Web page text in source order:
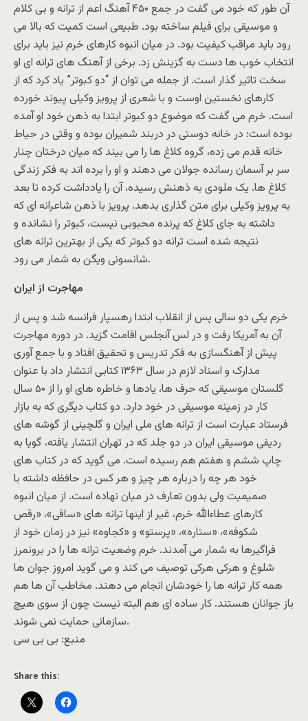
آن طور که خود می گفت در جمع ۴۵۰ آهنگ اعم از ترانه و بی کلام
و موسیقی برای فیلم ساخته بود. طبیعی است کمیت که بالا می
رود باید مراقب کیفیت بود. در میان انبوه کارهای خرم نیز باید برای
انتخاب خوب ها دست به گزینش زد. برخی از آهنگ های ترانه ای او
سخت تاثیر گذار است. از جمله می توان از “دو کبوتر” یاد کرد که از
کارهای نخستین اوست و با شعری از پرویز وکیلی پیوند خورده
است. خرم می گفت که موضوع دو کبوتر ابتدا به ذهن خود او آمده
بوده است: در خانه دوستی در دربند شمیران بوده و وقتی در حیاط
خانه قدم می زده، گروه کلاغ ها را می بیند که میان درختان چنار
سر بر آسمان رسانده جولان می دهند و او را برده اند به فکر زندگی
کلاغ ها. یک ملودی به ذهنش رسیده، آن را یادداشت کرده تا بعد
به پرویز وکیلی برای متن گذاری بدهد. پرویز با ذهن شاعرانه ای که
داشته به جای کلاغ که پرنده محبوبی نیست، کبوتر را نشانده و
نتیجه شده است ترانه دو کبوتر که یکی از بهترین ترانه های
شانسونی ویگن به شمار می رود.
مهاجرت از ایران
خرم یکی دو سالی پس از انقلاب ابتدا رهسپار فرانسه شد و پس از
آن به آمریکا رفت و در لس آنجلس اقامت گزید. در دوره مهاجرت
پیش از آهنگسازی به فکر تدریس و تحقیق افتاد و با جمع آوری
مدارک و اسناد لازم در سال ۱۳۶۳ کتابی انتشار داد با عنوان
گلستان موسیقی که حرف ها، یادها و خاطره های او را از ۵۰ سال
کار در زمینه موسیقی در خود دارد. دو کتاب دیگری که به بازار
فرستاد عبارت است از ترانه های ملی ایران و گلچینی از گوشه های
ردیفی موسیقی ایران در دو جلد که در تهران انتشار یافته، گویا به
چاپ ششم و هفتم هم رسیده است. می گوید که در کتاب های
خود هر چه را درباره هر چیز و هر کس در حافظه داشته با
صمیمیت ولی بدون تعارف در میان نهاده است. از میان انبوه
کارهای عطاءالله خرم، غیر از اینها ترانه های «ساقی»، «رقص
شکوفه»، «ستاره»، «پرستو» و «کجاوه» نیز در زمان خود از
فراگیرها به شمار می آمدند. خرم وضعیت ترانه ها را در برونمرز
شلوغ و هرکی هرکی توصیف می کند و می گوید امروز جوان ها
همه کار ترانه ها را خودشان انجام می دهند. مخاطب آن ها هم
باز جوانان هستند. کار ساده ای هم البته نیست چون از سوی هیچ
سازمانی حمایت نمی شوند.
منبع: بی بی سی
Share this: